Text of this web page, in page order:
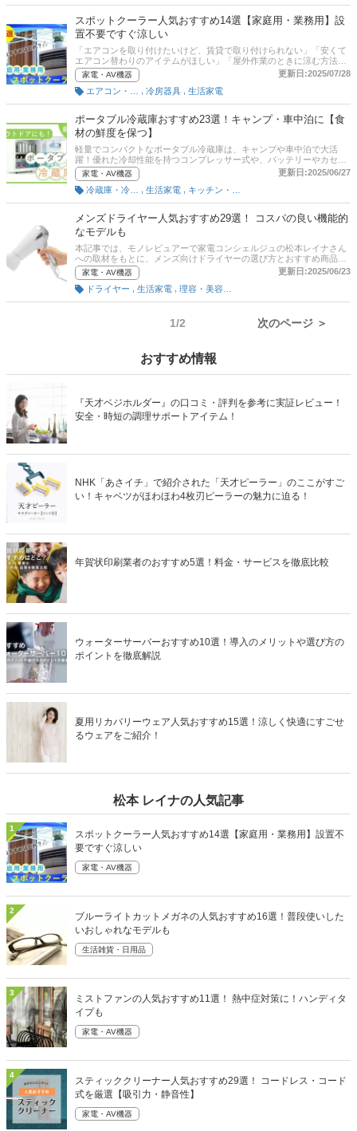
口コミとあわせてチェックしてみてください。
スポットクーラー人気おすすめ14選【家庭用・業務用】設
置不要ですぐ涼しい
「エアコンを取り付けたいけど、賃貸で取り付けられない」「安くて
エアコン替わりのアイテムがほしい」「屋外作業のときに涼む方法は
ないかな」そう考えている方におすすめなのがスポットクーラーで
す。取り付け工事不要の移動式エアコンで、使いたい場所で使える便
利な簡易空調機器として知られています。しかし、便利である一方、
購入前におさえておきたい注意点があるのも事実。そこで本記事で
は、スポットクーラーについて、基礎知識や選び方のポイント、そし
て、家庭用・業務用それぞれのおすすめ商品をご紹介。さらに、記事
の後半には、通販サイトの最新人気ランキングもありますので、売れ
筋や口コミをチェックしてみてくださいね。
家電・AV機器
更新日:2025/07/28
冷房器具 生活家電
ポータブル冷蔵庫おすすめ23選！キャンプ・車中泊に【食
材の鮮度を保つ】
軽量でコンパクトなポータブル冷蔵庫は、キャンプや車中泊で大活
躍！優れた冷却性能を持つコンプレッサー式や、バッテリーやカセッ
トガスでも使用可能な3wayタイプなどさまざまなモデルが販売されて
います。この記事では、ポータブル冷蔵庫の選び方、ユーザー、編集
部が厳選したおすすめ商品を紹介します。マキタやアイリスオーヤマ
など日本メーカーの人気商品やバッテリー内蔵型などをピックアップ
しました。後半には、比較一覧表や通販サイトの最新人気ランキング
もあるので、売れ筋や口コミとあわせてチェックしてみてください。
家電・AV機器
更新日:2025/06/27
生活家電
メンズドライヤー人気おすすめ29選！ コスパの良い機能的
なモデルも
本記事では、モノレビュアーで家電コンシェルジュの松本レイナさん
への取材をもとに、メンズ向けドライヤーの選び方とおすすめ商品を
紹介します。くせ毛を伸ばしたり、パーマスタイルをうまく乾かした
りするのにヘアドライヤーは必須ですよ。髪に優しくスピーディに乾
かせる低温かつ大風量の製品や、髪だけでなく頭皮もケアできる高機
能な製品、安い製品、プレゼントに最適な製品などをピックアップ。
較一覧表や通販サイトの最新人気ランキングもあるので、売れ筋や口
家電・AV機器
更新日:2025/06/23
ドライヤー
生活家電
1/2 次のページ ＞
おすすめ情報
『天才ベジホルダー』の口コミ・評判を参考に実証レビュー！
安全・時短の調理サポートアイテム！
NHK「あさイチ」で紹介された「天才ピーラー」のここがすご
い！キャベツがほわほわ4枚刃ピーラーの魅力に迫る！
年賀状印刷業者のおすすめ5選！料金・サービスを徹底比較
ウォーターサーバーおすすめ10選！導入のメリットや選び方の
ポイントを徹底解説
夏用リカバリーウェア人気おすすめ15選！涼しく快適にすごせ
るウェアをご紹介！
松本 レイナの人気記事
1
スポットクーラー人気おすすめ14選【家庭用・業務用】設置不
要ですぐ涼しい
家電・AV機器
2
ブルーライトカットメガネの人気おすすめ16選！普段使いした
いおしゃれなモデルも
生活雑貨・日用品
3
ミストファンの人気おすすめ11選！ 熱中症対策に！ハンディタ
イプも
家電・AV機器
4
スティッククリーナー人気おすすめ29選！ コードレス・コード
式を厳選【吸引力・静音性】
家電・AV機器